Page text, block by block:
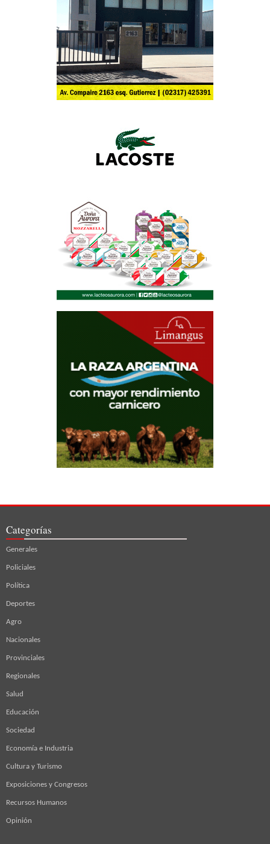
Categorías
Generales
Policiales
Política
Deportes
Agro
Nacionales
Provinciales
Regionales
Salud
Educación
Sociedad
Economía e Industria
Cultura y Turismo
Exposiciones y Congresos
Recursos Humanos
Opinión